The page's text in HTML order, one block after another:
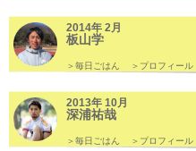
2014年 2月
板山学
＞毎日ごはん ＞プロフィール
2013年 10月
深浦祐哉
＞毎日ごはん ＞プロフィール